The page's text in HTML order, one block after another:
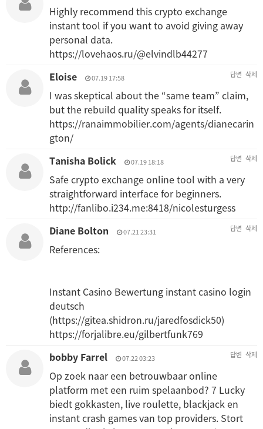
Highly recommend this crypto exchange
instant tool if you want to avoid giving away
personal data.
https://lovehaos.ru/@elvindlb44277
Eloise
07.19 17:58 답변 삭제
I was skeptical about the “same team” claim,
but the rebuild quality speaks for itself.
https://ranaimmobilier.com/agents/dianecarin
gton/
Tanisha Bolick
07.19 18:18 답변 삭제
Safe crypto exchange online tool with a very
straightforward interface for beginners.
http://fanlibo.i234.me:8418/nicolesturgess
Diane Bolton
07.21 23:31 답변 삭제
References:
Instant Casino Bewertung instant casino login
deutsch
(https://gitea.shidron.ru/jaredfosdick50)
https://forjalibre.eu/gilbertfunk769
bobby Farrel
07.22 03:23 답변 삭제
Op zoek naar een betrouwbaar online
platform met een ruim spelaanbod? 7 Lucky
biedt gokkasten, live roulette, blackjack en
instant crash games van top providers. Stort